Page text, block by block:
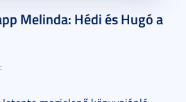
Melinda: Hédi és Hugó a